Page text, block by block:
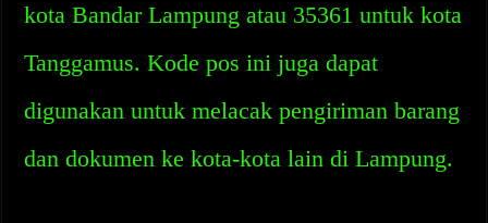
kota Bandar Lampung atau 35361 untuk kota
Tanggamus. Kode pos ini juga dapat
digunakan untuk melacak pengiriman barang
dan dokumen ke kota-kota lain di Lampung.